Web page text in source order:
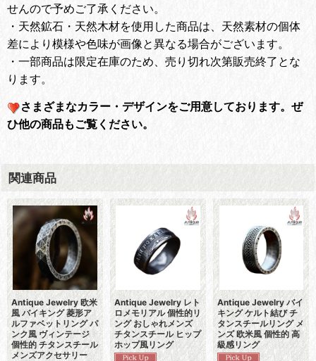
せんので予めご了承ください。
・天然鉱石・天然木材を使用した商品は、天然素材の個体
差により模様や色味が画像と異なる場合がございます。
・一部商品は限定在庫のため、売り切れ次第販売終了とな
ります。
さまざまなカラー・デザインをご用意しております。 ぜ
ひ他の商品もご覧ください。
関連商品
Antique Jewelry 欧米
風 バイキング 菱形ア
ルファベットリング パ
ンク風 ヴィンテージ
個性的 チタンスチール
メンズアクセサリー
Antique Jewelry レト
ロメモリアル 個性的リ
ング おしゃれメンズ
チタンスチール ヒップ
ホップ風リング
Antique Jewelry バイ
キング ケルト結び チ
タンスチールリング メ
ンズ 欧米風 個性的 高
級感リング